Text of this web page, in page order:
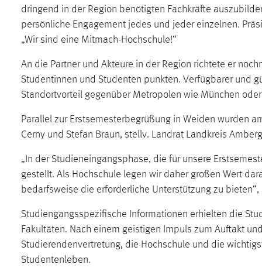
dringend in der Region benötigten Fachkräfte
persönliche Engagement jedes und jeder einzelnen.
„Wir sind eine Mitmach-Hochschule!“
An die Partner und Akteure in der Region richtete er
Studentinnen und Studenten punkten. Verfügbarer und
Standortvorteil gegenüber Metropolen wie München oder
Parallel zur Erstsemesterbegrüßung in Weiden wurden
Cerny und Stefan Braun, stellv. Landrat Landkreis
„In der Studieneingangsphase, die für unsere
gestellt. Als Hochschule legen wir daher großen Wert
bedarfsweise die erforderliche Unterstützung zu
Studiengangsspezifische Informationen erhielten die
Fakultäten. Nach einem geistigen Impuls zum Auftakt
Studierendenvertretung, die Hochschule und die
Studentenleben.
Zweck:
Für performante Seitenauslieferung wird
in diesem Cookie gespeichert, ob man
eingeloggt ist.
Sprachpräferenz
Name: site-language-preference
Sprache der Website.
Chat
mibew_locale, mibew-chat-frame-style-
5e9dbeb1811c0446
Zweck:
Wird benötigt um die Chatfunktion